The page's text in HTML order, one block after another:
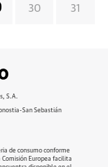
30 31
S.A.
San Sebastián
de consumo conforme
Europea facilita